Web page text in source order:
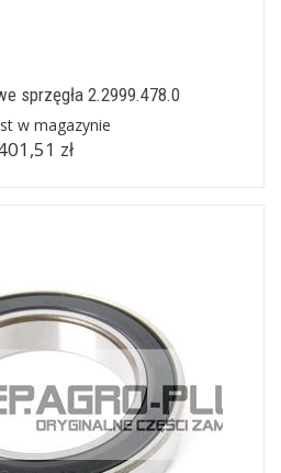
sprzęgła 2.2999.478.0
w magazynie
zł